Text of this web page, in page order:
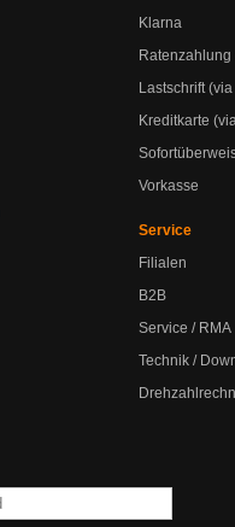
Klarna
Lastschrift
Kreditkarte
Vorkasse
Service
Filialen
B2B
Service / RMA
Technik /